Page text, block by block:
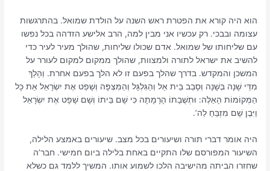
הוא היה קורא את הפטרת ראש השנה על הולדת שמואל. בהתרגשות
עצומה ובבכי. רק עכשיו אני מבין למה, הרב אלישע הזדהה בכל נפשו
עם שליחותו של שמואל. אדם שכולו שליחות, שהולך מעיר לעיר כדי
להשיב את ישראל לתורה ולמצוות, שהולך ממקום למקום לעורר על
המשכן והמקדש. בדרך שהלך בפעם זו לא הלך בפעם אחרת. וְהָלַךְ
מִדֵּי שָׁנָה בְּשָׁנָה וְסָבַב בֵּית אֵל וְהַגִּלְגָּל וְהַמִּצְפָּה וְשָׁפַט אֶת יִשְׂרָאֵל אֵת כָּל
הַמְּקוֹמוֹת הָאֵלֶּה: וּתְשֻׁבָתוֹ הָרָמָתָה כִּי שָׁם בֵּיתוֹ וְשָׁם שָׁפָט אֶת יִשְׂרָאֵל
וַיִּבֶן שָׁם מִזְבֵּחַ לַה’.
היה אומר דברי תורה ושיעורים בכל מצב. שיעורים באמצע הלילה,
השיעור המפורסם שלו התקיים באחת בלילה ביום חמישי. חבר’ה
שחזרו הביתה מהישיבה הלכו לשמוע אותו. המשיך ללמד גם כשלא